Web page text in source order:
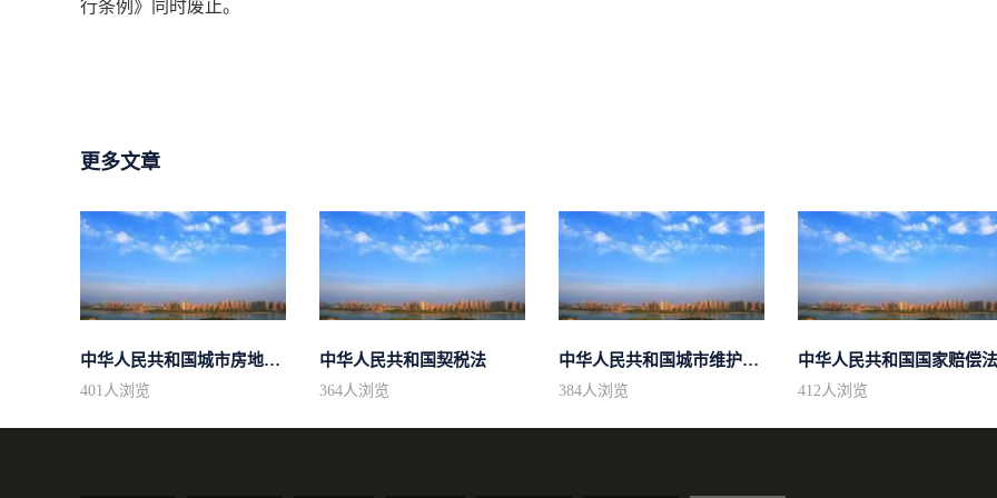
行条例》同时废止。
更多文章
中华人民共和国城市房地产管理法
401人浏览
中华人民共和国契税法
364人浏览
中华人民共和国城市维护建设税法
384人浏览
中华人民共和国国家赔偿法
412人浏览